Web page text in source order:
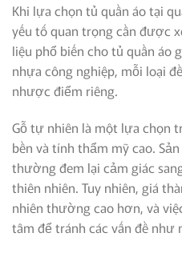
Khi lựa chọn tủ quần áo tại
yếu tố quan trọng cần được
liệu phổ biến cho tủ quần áo
nhựa công nghiệp, mỗi loại
nhược điểm riêng.
Gỗ tự nhiên là một lựa chọn
bền và tính thẩm mỹ cao.
thường đem lại cảm giác
thiên nhiên. Tuy nhiên, giá
nhiên thường cao hơn, và
tâm để tránh các vấn đề như